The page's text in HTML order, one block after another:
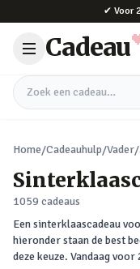
✔ Voor
Cadeau
Zoek een cadeau
Home/Cadeauhulp/Vader/
1059 cadeaus
Een sinterklaascadeau
hieronder staan de best
deze keuze. Vandaag